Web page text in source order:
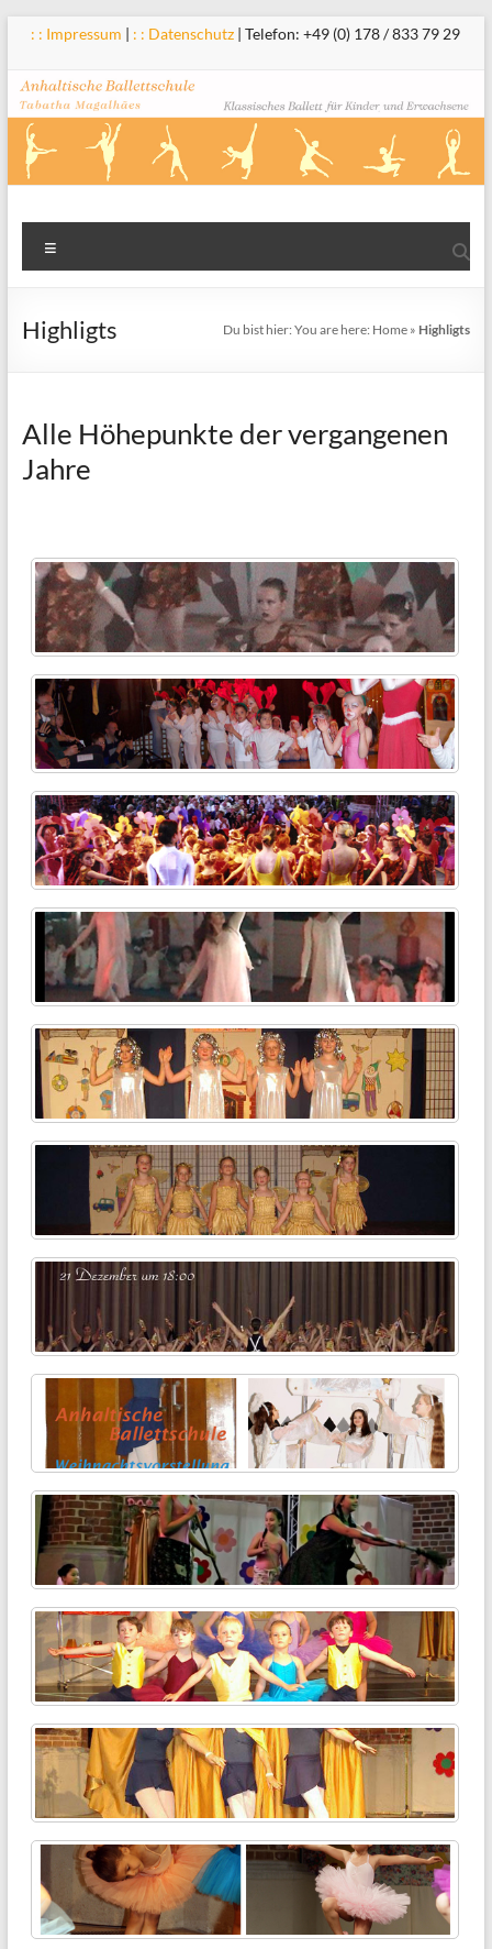
: : Impressum | : : Datenschutz | Telefon: +49 (0) 178 / 833 79 29
Anhaltische
Ballettschule
Magalhães
Highligts Du bist hier:You are here: Home » Highligts
Alle Höhepunkte der vergangenen
Jahre